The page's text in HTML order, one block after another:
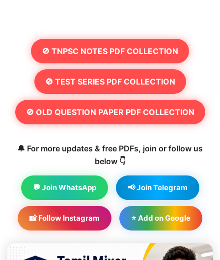
🚫 TNPSC NOTES PDF COLLECTION
🚫 TEST SERIES PDF COLLECTION
🚫 OLD QUESTION PAPER PDF COLLECTION
🔔 For more updates & free PDFs, join or follow us
below 👇
💬 Join WhatsApp 📢 Join Telegram
📸 Follow Instagram ⭐ Add on Google